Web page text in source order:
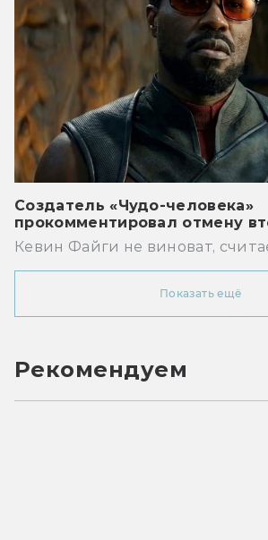
Создатель «Чудо-человека»
прокомментировал отмену
Кевин Файги не виноват,
Показать ещё
Рекомендуем